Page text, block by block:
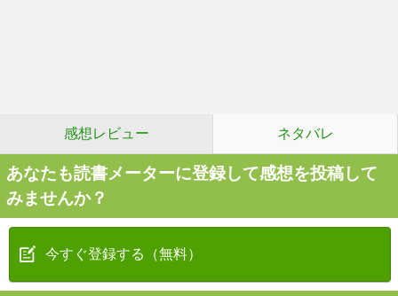
感想レビュー ネタバレ
あなたも読書メーターに登録して感想を投稿して
みませんか？
今すぐ登録する（無料）